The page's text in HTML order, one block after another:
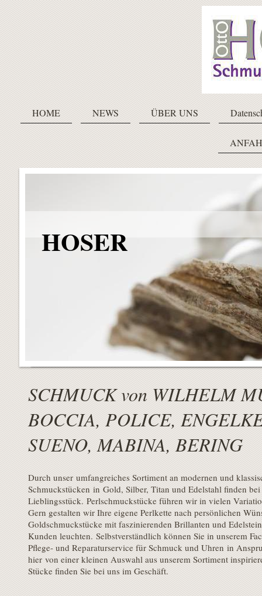
HOME NEWS ÜBER UNS
HOSER
SCHMUCK von WILHELM
BOCCIA, POLICE,
SUENO, MABINA, BERING
Durch unser umfangreiches Sortiment an modernen und
Schmuckstücken in Gold, Silber, Titan und Edelstahl finden
Lieblingsstück. Perlschmuckstücke führen wir in vielen
Gern gestalten wir Ihre eigene Perlkette nach persönlichen
Goldschmuckstücke mit faszinierenden Brillanten und
Kunden leuchten. Selbstverständlich können Sie in unserem
Pflege- und Reparaturservice für Schmuck und Uhren in
hier von einer kleinen Auswahl aus unserem Sortiment
Stücke finden Sie bei uns im Geschäft.